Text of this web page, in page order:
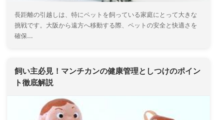
長距離の引越しは、特にペットを飼っている家庭にとって大きな
挑戦です。大阪から遠方へ移動する際、ペットの安全と快適さを
確保...
飼い主必見！マンチカンの健康管理としつけのポイン
ト徹底解説